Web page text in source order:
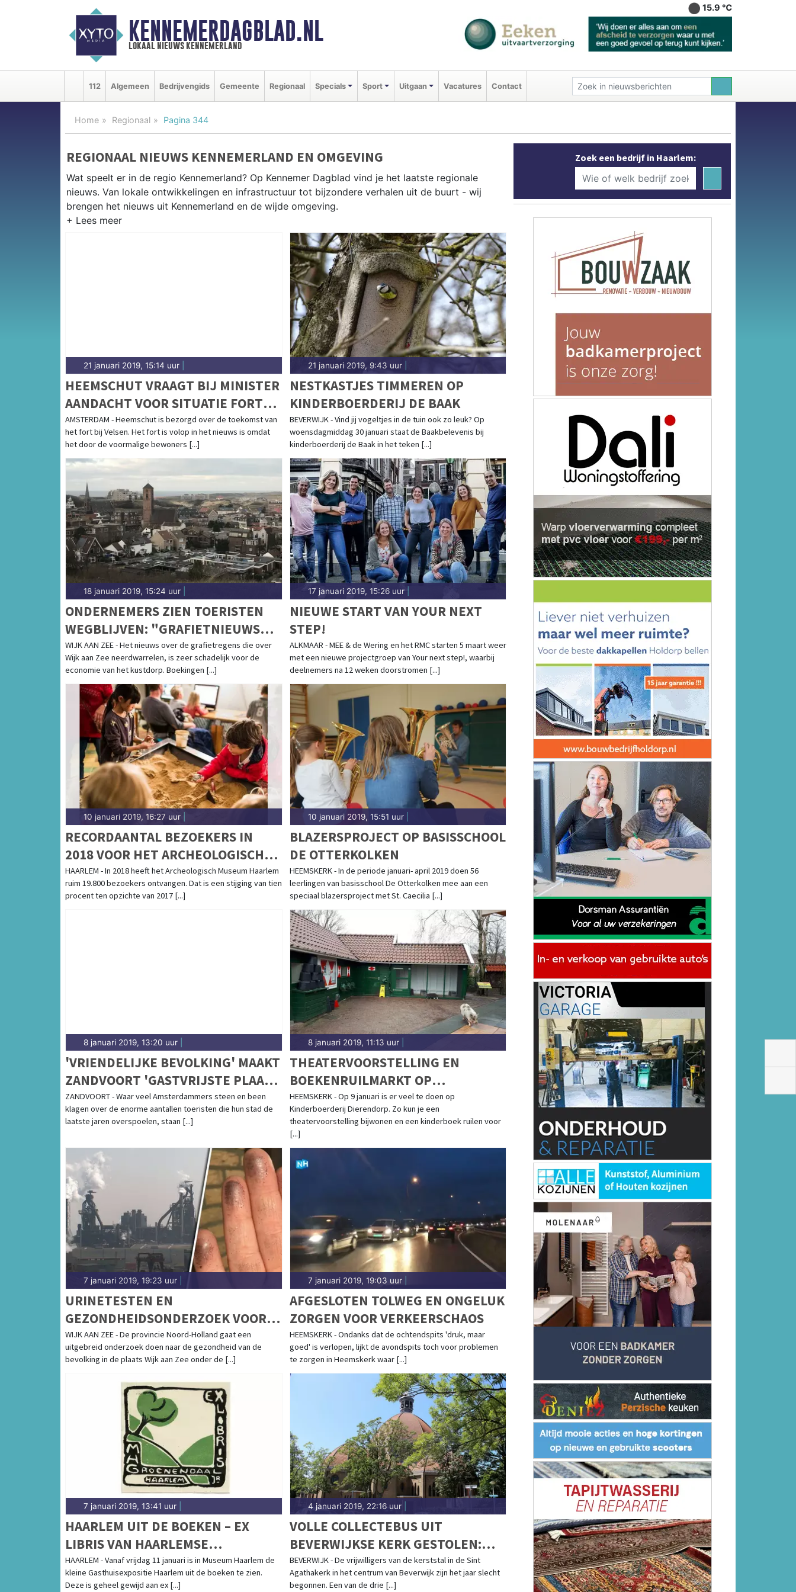
KENNEMERDAGBLAD.NL
lokaal nieuws kennemerland
15.9 ℃
112 Algemeen Bedrijvengids Gemeente Regionaal Specials Sport Uitgaan Vacatures Contact
Home Regionaal Pagina 344
REGIONAAL NIEUWS KENNEMERLAND EN OMGEVING
Wat speelt er in de regio Kennemerland? Op Kennemer Dagblad vind je het laatste regionale
nieuws. Van lokale ontwikkelingen en infrastructuur tot bijzondere verhalen uit de buurt - wij
brengen het nieuws uit Kennemerland en de wijde omgeving.
Wij volgen het nieuws uit de gehele Kennemerland-regio, van Beverwijk en Heemskerk tot
21 januari 2019, 15:14 uur
HEEMSCHUT VRAAGT BIJ MINISTER
AANDACHT VOOR SITUATIE FORT
BIJ VELSEN
AMSTERDAM - Heemschut is bezorgd over de toekomst van
het fort bij Velsen. Het fort is volop in het nieuws is omdat
het door de voormalige bewoners [...]
21 januari 2019, 9:43 uur|
NESTKASTJES TIMMEREN OP
KINDERBOERDERIJ DE BAAK
BEVERWIJK - Vind jij vogeltjes in de tuin ook zo leuk? Op
woensdagmiddag 30 januari staat de Baakbelevenis bij
kinderboerderij de Baak in het teken [...]
18 januari 2019, 15:24 uur
ONDERNEMERS ZIEN TOERISTEN
WEGBLIJVEN: "GRAFIETNIEUWS
MAAKT WIJK AAN ZEE STUK"
WIJK AAN ZEE - Het nieuws over de grafietregens die over
Wijk aan Zee neerdwarrelen, is zeer schadelijk voor de
economie van het kustdorp. Boekingen [...]
17 januari 2019, 15:26 uur|
NIEUWE START VAN YOUR NEXT
STEP!
ALKMAAR - MEE & de Wering en het RMC starten 5 maart weer
met een nieuwe projectgroep van Your next step!, waarbij
deelnemers na 12 weken doorstromen [...]
10 januari 2019, 16:27 uur
RECORDAANTAL BEZOEKERS IN
2018 VOOR HET ARCHEOLOGISCH
MUSEUM HAARLEM
HAARLEM - In 2018 heeft het Archeologisch Museum Haarlem
ruim 19.800 bezoekers ontvangen. Dat is een stijging van tien
procent ten opzichte van 2017 [...]
10 januari 2019, 15:51 uur|
BLAZERSPROJECT OP BASISSCHOOL
DE OTTERKOLKEN
HEEMSKERK - In de periode januari- april 2019 doen 56
leerlingen van basisschool De Otterkolken mee aan een
speciaal blazersproject met St. Caecilia [...]
8 januari 2019, 13:20 uur
'VRIENDELIJKE BEVOLKING' MAAKT
ZANDVOORT 'GASTVRIJSTE PLAATS'
VAN NOORD-HOLLAND
ZANDVOORT - Waar veel Amsterdammers steen en been
klagen over de enorme aantallen toeristen die hun stad de
laatste jaren overspoelen, staan [...]
8 januari 2019, 11:13 uur|
THEATERVOORSTELLING EN
BOEKENRUILMARKT OP
KINDERBOERDERIJ DIERENDORP
HEEMSKERK - Op 9 januari is er veel te doen op
Kinderboerderij Dierendorp. Zo kun je een
theatervoorstelling bijwonen en een kinderboek ruilen voor
[...]
7 januari 2019, 19:23 uur
URINETESTEN EN
GEZONDHEIDSONDERZOEK VOOR
OMWONENDEN TATA STEEL
WIJK AAN ZEE - De provincie Noord-Holland gaat een
uitgebreid onderzoek doen naar de gezondheid van de
bevolking in de plaats Wijk aan Zee onder de [...]
7 januari 2019, 19:03 uur|
AFGESLOTEN TOLWEG EN ONGELUK
ZORGEN VOOR VERKEERSCHAOS
HEEMSKERK - Ondanks dat de ochtendspits 'druk, maar
goed' is verlopen, lijkt de avondspits toch voor problemen
te zorgen in Heemskerk waar [...]
7 januari 2019, 13:41 uur
HAARLEM UIT DE BOEKEN – EX
LIBRIS VAN HAARLEMSE
VERZAMELAARS
HAARLEM - Vanaf vrijdag 11 januari is in Museum Haarlem de
kleine Gasthuisexpositie Haarlem uit de boeken te zien.
Deze is geheel gewijd aan ex [...]
4 januari 2019, 22:16 uur|
VOLLE COLLECTEBUS UIT
BEVERWIJKSE KERK GESTOLEN:
"BRENG 'M TERUG, WANT JE
KRIJGT ER SPIJT VAN"
BEVERWIJK - De vrijwilligers van de kerststal in de Sint
Agathakerk in het centrum van Beverwijk zijn het jaar slecht
begonnen. Een van de drie [...]
Zoek een bedrijf in Haarlem: